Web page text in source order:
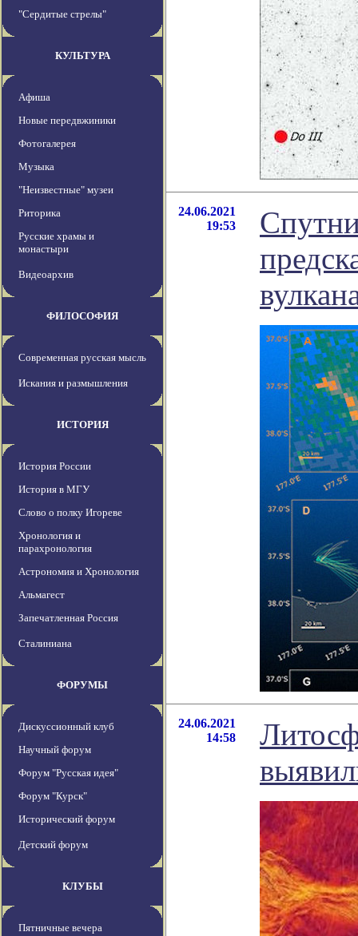
"Сердитые стрелы"
КУЛЬТУРА
Афиша
Новые передвжиники
Фотогалерея
Музыка
"Неизвестные" музеи
Риторика
Русские храмы и
монастыри
Видеоархив
ФИЛОСОФИЯ
Современная русская мысль
Искания и размышления
ИСТОРИЯ
История России
История в МГУ
Слово о полку Игореве
Хронология и
парахронология
Астрономия и Хронология
Альмагест
Запечатленная Россия
Сталиниана
ФОРУМЫ
Дискуссионный клуб
Научный форум
Форум "Русская идея"
Форум "Курск"
Исторический форум
Детский форум
КЛУБЫ
Пятничные вечера
24.06.2021
19:53
24.06.2021
14:58